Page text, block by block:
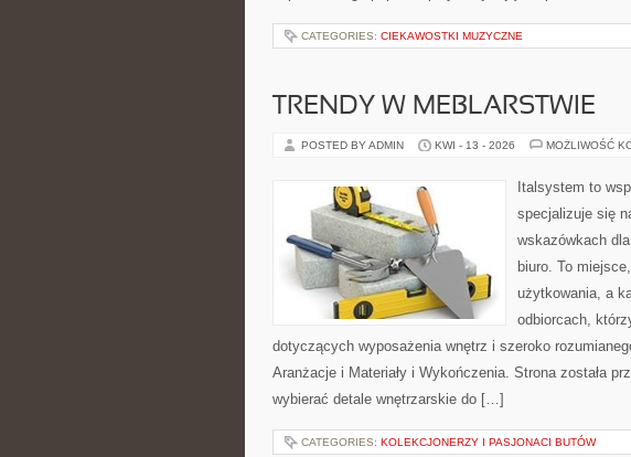
CATEGORIES: CIEKAWOSTKI MUZYCZNE
TRENDY W MEBLARSTWIE
POSTED BY ADMIN KWI - 13 - 2026 MOŻLIWOŚĆ
Italsystem to
specjalizuje się
wskazówkach
biuro. To
użytkowania, a
odbiorcach,
dotyczących wyposażenia wnętrz i szeroko
Aranżacje i Materiały i Wykończenia. Strona została
wybierać detale wnętrzarskie do […]
CATEGORIES: KOLEKCJONERZY I PASJONACI BUTÓW